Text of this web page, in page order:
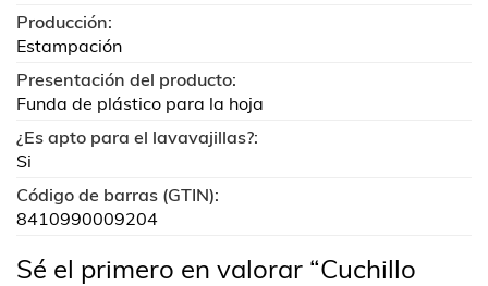
Producción:
Estampación
Presentación del producto:
Funda de plástico para la hoja
¿Es apto para el lavavajillas?:
Si
Código de barras (GTIN):
8410990009204
Sé el primero en valorar “Cuchillo